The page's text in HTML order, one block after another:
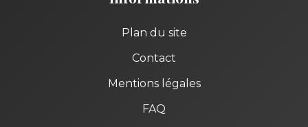
Plan du site
Contact
Mentions légales
FAQ